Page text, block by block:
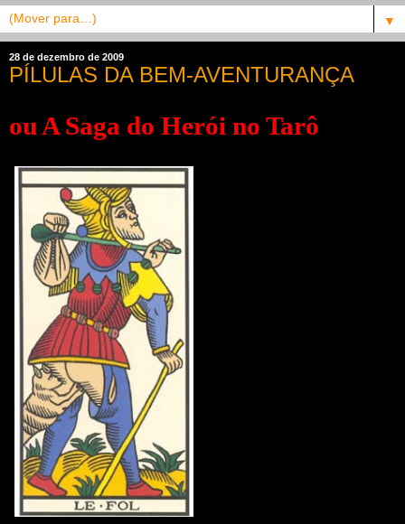
▼
28 de dezembro de 2009
PÍLULAS DA BEM-AVENTURANÇA
ou A Saga do Herói no Tarô